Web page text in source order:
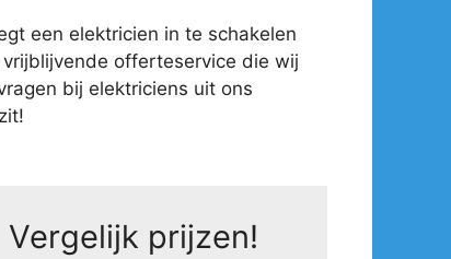
een elektricien in te schakelen
offerteservice die wij
bij elektriciens uit ons
Vergelijk prijzen!